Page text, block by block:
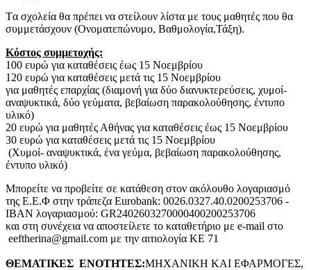
Tα σχολεία θα πρέπει να στείλουν λίστα με τους μαθητές που θα
συμμετάσχουν (Oνοματεπώνυμο, Βαθμολογία,Τάξη).
Kόστος συμμετοχής:
100 ευρώ για καταθέσεις έως 15 Νοεμβρίου
120 ευρώ για καταθέσεις μετά τις 15 Νοεμβρίου
για μαθητές επαρχίας (διαμονή για δύο διανυκτερεύσεις, χυμοί-
αναψυκτικά, δύο γεύματα, βεβαίωση παρακολούθησης, έντυπο
υλικό)
20 ευρώ για μαθητές Αθήνας για καταθέσεις έως 15 Νοεμβρίου
30 ευρώ για καταθέσεις μετά τις 15 Νοεμβρίου
(Χυμοί- αναψυκτικά, ένα γεύμα, βεβαίωση παρακολούθησης,
έντυπο υλικό)
Μπορείτε να προβείτε σε κατάθεση στον ακόλουθο λογαριασμό
της Ε.Ε.Φ στην τράπεζα Εurobank: 0026.0327.40.0200253706 -
IBAN λογαριασμού: GR2402603270000400200253706
και στη συνέχεια να αποστείλετε το καταθετήριο με e-mail στο
eeftherina@gmail.com με την αιτιολογία ΚΕ 71
ΘΕΜΑΤΙΚΕΣ ΕΝΟΤΗΤΕΣ:ΜΗΧΑΝΙΚΗ ΚΑΙ ΕΦΑΡΜΟΓΕΣ,